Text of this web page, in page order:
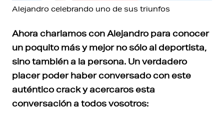
Alejandro celebrando uno de sus triunfos
Ahora charlamos con Alejandro para conocer
un poquito más y mejor no sólo al deportista,
sino también a la persona. Un verdadero
placer poder haber conversado con este
auténtico crack y acercaros esta
conversación a todos vosotros: